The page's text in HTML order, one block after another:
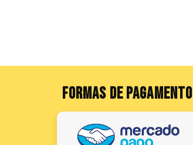
FORMAS DE PAGAMENTO